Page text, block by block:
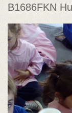
B1686FKN